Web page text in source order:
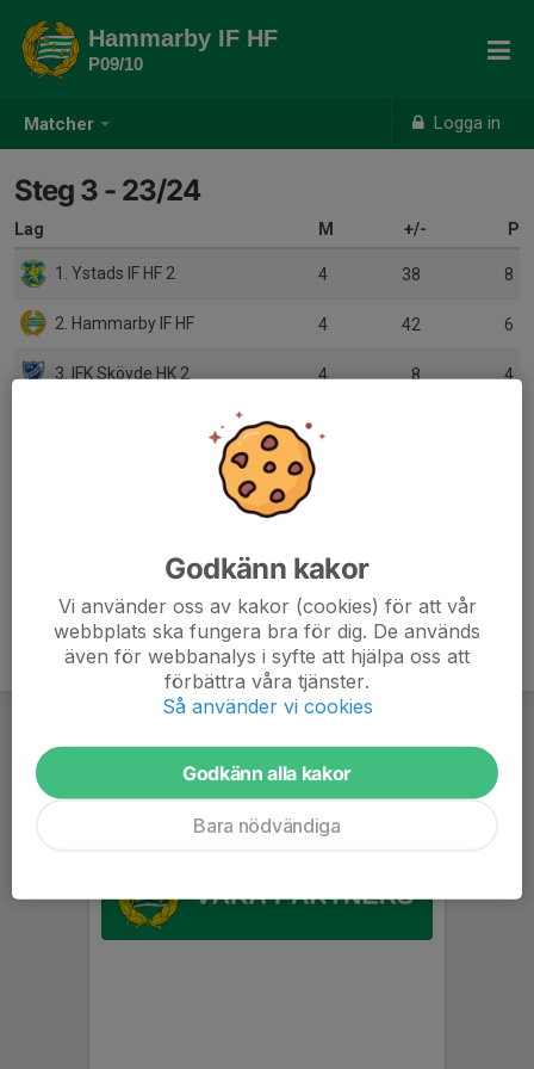
Matcher Logga in
Hammarby IF HF
P09/10
Steg 3 - 23/24
Lag M +/- P
1. Ystads IF HF 2 4 38 8
2. Hammarby IF HF 4 42 6
3. IFK Skövde HK 2 4 8 4
Godkänn kakor
Vi använder oss av kakor (cookies) för att vår
webbplats ska fungera bra för dig. De används
även för webbanalys i syfte att hjälpa oss att
förbättra våra tjänster.
Så använder vi cookies
Godkänn alla kakor
Bara nödvändiga